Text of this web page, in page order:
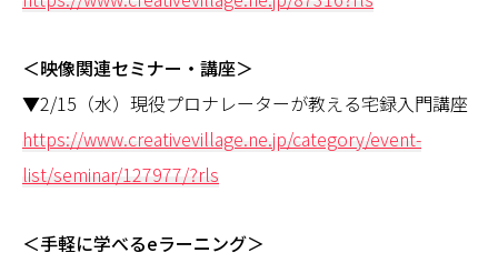
＜映像関連セミナー・講座＞
▼2/15（水）現役プロナレーターが教える宅録入門講座
https://www.creativevillage.ne.jp/category/event-
list/seminar/127977/?rls
＜手軽に学べるeラーニング＞